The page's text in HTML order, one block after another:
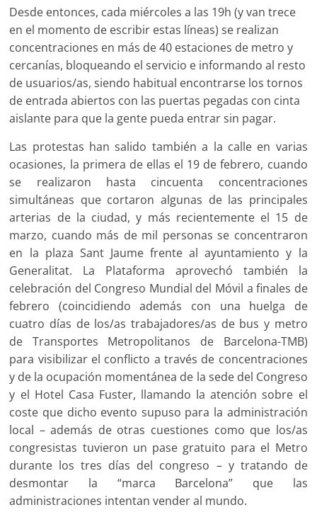
Desde entonces, cada miércoles a las 19h (y van trece
en el momento de escribir estas líneas) se realizan
concentraciones en más de 40 estaciones de metro y
cercanías, bloqueando el servicio e informando al resto
de usuarios/as, siendo habitual encontrarse los tornos
de entrada abiertos con las puertas pegadas con cinta
aislante para que la gente pueda entrar sin pagar.
Las protestas han salido también a la calle en varias
ocasiones, la primera de ellas el 19 de febrero, cuando
se realizaron hasta cincuenta concentraciones
simultáneas que cortaron algunas de las principales
arterias de la ciudad, y más recientemente el 15 de
marzo, cuando más de mil personas se concentraron
en la plaza Sant Jaume frente al ayuntamiento y la
Generalitat. La Plataforma aprovechó también la
celebración del Congreso Mundial del Móvil a finales de
febrero (coincidiendo además con una huelga de
cuatro días de los/as trabajadores/as de bus y metro
de Transportes Metropolitanos de Barcelona-TMB)
para visibilizar el conflicto a través de concentraciones
y de la ocupación momentánea de la sede del Congreso
y el Hotel Casa Fuster, llamando la atención sobre el
coste que dicho evento supuso para la administración
local – además de otras cuestiones como que los/as
congresistas tuvieron un pase gratuito para el Metro
durante los tres días del congreso – y tratando de
desmontar la “marca Barcelona” que las
administraciones intentan vender al mundo.